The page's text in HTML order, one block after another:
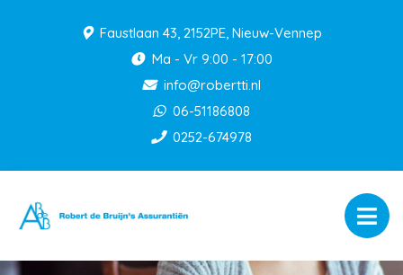
Faustlaan 43, 2152PE, Nieuw-Vennep
Ma - Vr 9:00 - 17:00
info@robertti.nl
06-51186808
0252-674978